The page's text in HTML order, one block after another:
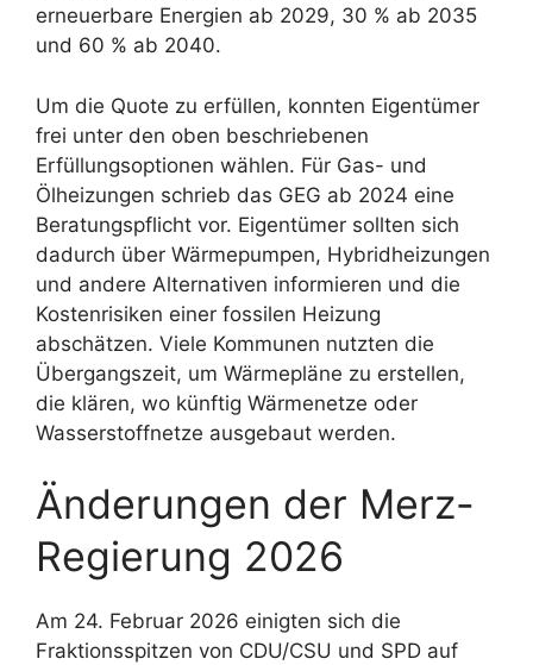
erneuerbare Energien ab 2029, 30 % ab 2035
und 60 % ab 2040.
Um die Quote zu erfüllen, konnten Eigentümer
frei unter den oben beschriebenen
Erfüllungsoptionen wählen. Für Gas- und
Ölheizungen schrieb das GEG ab 2024 eine
Beratungspflicht vor. Eigentümer sollten sich
dadurch über Wärmepumpen, Hybridheizungen
und andere Alternativen informieren und die
Kostenrisiken einer fossilen Heizung
abschätzen. Viele Kommunen nutzten die
Übergangszeit, um Wärmepläne zu erstellen,
die klären, wo künftig Wärmenetze oder
Wasserstoffnetze ausgebaut werden.
Änderungen der Merz-
Regierung 2026
Am 24. Februar 2026 einigten sich die
Fraktionsspitzen von CDU/CSU und SPD auf